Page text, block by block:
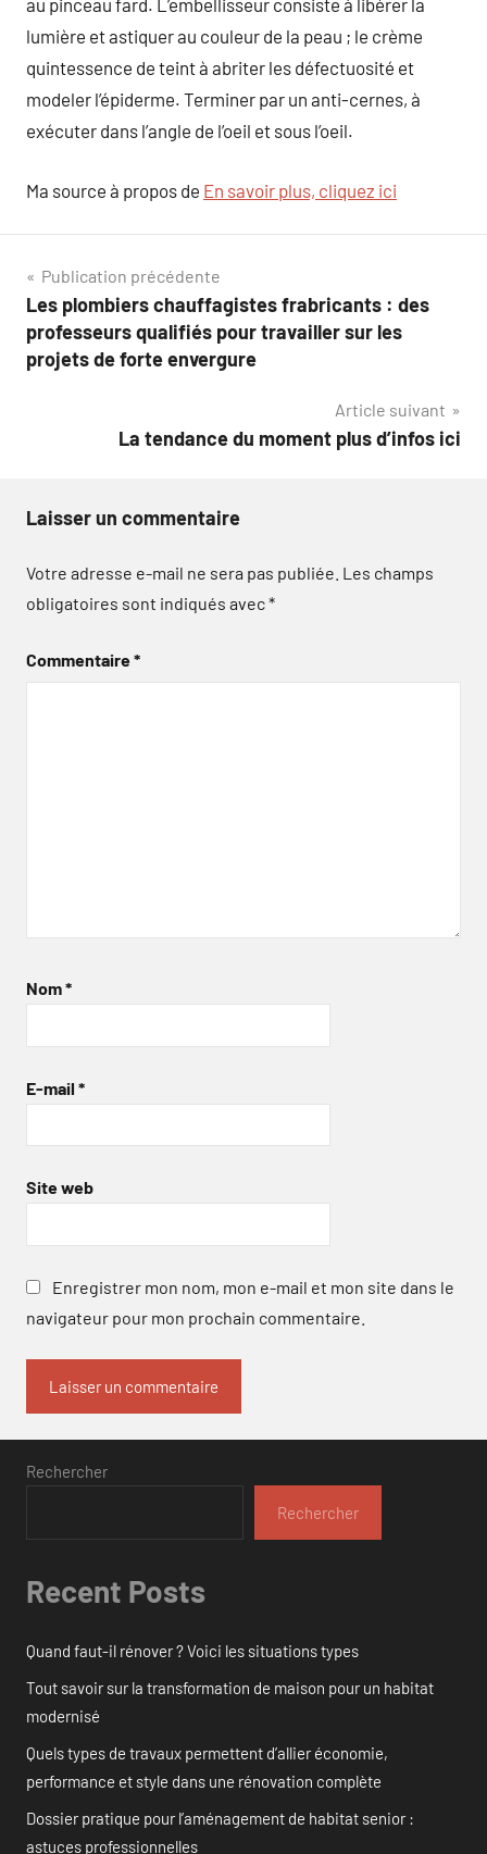
au pinceau fard. L’embellisseur consiste à libérer la
lumière et astiquer au couleur de la peau ; le crème
quintessence de teint à abriter les défectuosité et
modeler l’épiderme. Terminer par un anti-cernes, à
exécuter dans l’angle de l’oeil et sous l’oeil.
Ma source à propos de En savoir plus, cliquez ici
Navigation
de
l’article
Publication précédente
Les plombiers chauffagistes frabricants : des
professeurs qualifiés pour travailler sur les
projets de forte envergure
Article suivant
La tendance du moment plus d’infos ici
Laisser un commentaire
Votre adresse e-mail ne sera pas publiée. Les champs
obligatoires sont indiqués avec*
Commentaire*
Nom*
E-mail *
Site web
Enregistrer mon nom, mon e-mail et mon site dans le
navigateur pour mon prochain commentaire.
Rechercher
Rechercher
Recent Posts
Quand faut-il rénover ? Voici les situations types
Tout savoir sur la transformation de maison pour un habitat
modernisé
Quels types de travaux permettent d’allier économie,
performance et style dans une rénovation complète
Dossier pratique pour l’aménagement de habitat senior :
astuces professionnelles